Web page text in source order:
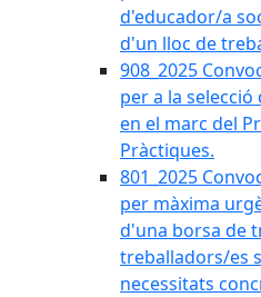
d'educador/a
d'un lloc de
908_2025
per a la
en el marc del
Pràctiques.
801_2025
per màxima
d'una borsa de
treballadors/es
necessitats